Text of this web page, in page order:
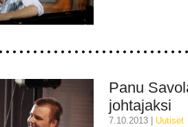
Panu
johtajaksi
7.10.2013 | uutiset